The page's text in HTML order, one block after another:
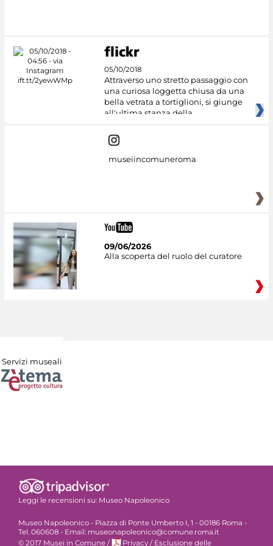
05/10/2018
Attraverso uno stretto passaggio con
una curiosa loggetta chiusa da una
bella vetrata a tortiglioni, si giunge
all'ultima stanza della
museiincomuneroma
09/06/2026
Alla scoperta del ruolo del curatore
Servizi museali
Leggi le recensioni su: Museo Napoleonico
Museo Napoleonico - Piazza di Ponte Umberto I, 1 - 00186 Roma -
Tel. 060608 - Email: museonapoleonico@comune.roma.it
© 2017 Musei in Comune / Privacy / Esclusione delle